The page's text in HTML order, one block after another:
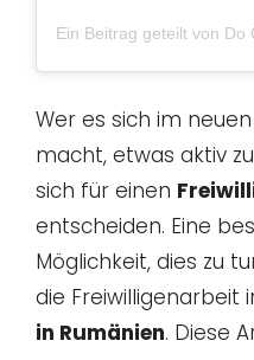
Wer es sich im
macht, etwas aktiv
sich für einen
entscheiden. Eine
Möglichkeit, dies zu
die Freiwilligenarbeit
in Rumänien. Diese